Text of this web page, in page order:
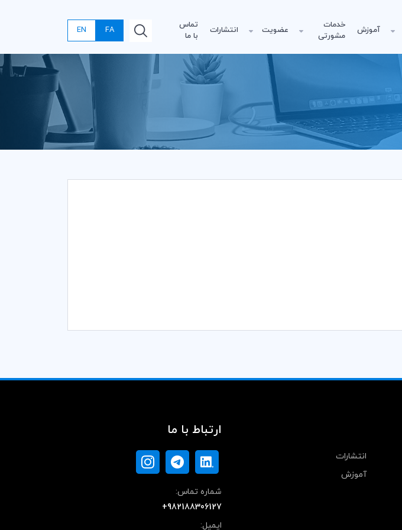
آموزش
خدمات
مشورتی
عضویت انتشارات
تماس
با ما
FA
EN
انتشارات
آموزش
ارتباط با ما
شماره تماس:
+982188306127
ایمیل: